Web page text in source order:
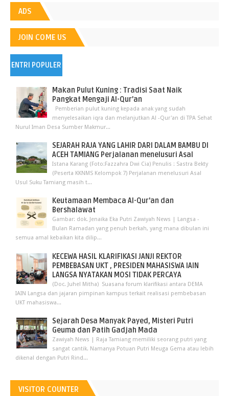
ADS
JOIN COME US
ENTRI POPULER
Makan Pulut Kuning : Tradisi Saat Naik
Pangkat Mengaji Al-Qur’an
Pemberian pulut kuning kepada anak yang sudah
menyelesaikan iqra dan melanjutkan Al -Qur'an di TPA Sehat
Nurul Iman Desa Sumber Makmur...
SEJARAH RAJA YANG LAHIR DARI DALAM BAMBU DI
ACEH TAMIANG Perjalanan menelusuri Asal
Istana Karang (Foto:Fazzahra Dwi Cia) Penulis : Sastra Bekty
(Peserta KKNMS Kelompok 7) Perjalanan menelusuri Asal
Usul Suku Tamiang masih t...
Keutamaan Membaca Al-Qur'an dan
Bershalawat
Gambar: dok. Jenaika Eka Putri Zawiyah News | Langsa -
Bulan Ramadan yang penuh berkah, yang mana dibulan ini
semua amal kebaikan kita dilip...
KECEWA HASIL KLARIFIKASI JANJI REKTOR
PEMBEBASAN UKT , PRESIDEN MAHASISWA IAIN
LANGSA NYATAKAN MOSI TIDAK PERCAYA
(Doc. Juhel Mitha) Suasana forum klarifikasi antara DEMA
IAIN Langsa dan jajaran pimpinan kampus terkait realisasi pembebasan
UKT mahasiswa...
Sejarah Desa Manyak Payed, Misteri Putri
Geuma dan Patih Gadjah Mada
Zawiyah News | Raja Tamiang memiliki seorang putri yang
sangat cantik. Namanya Potuan Putri Meuga Gema atau lebih
dikenal dengan Putri Rind...
VISITOR COUNTER